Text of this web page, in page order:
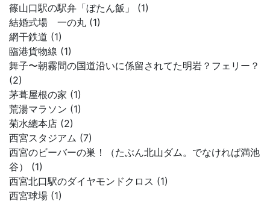
篠山口駅の駅弁「ぼたん飯」 (1)
結婚式場 一の丸 (1)
網干鉄道 (1)
臨港貨物線 (1)
舞子〜朝霧間の国道沿いに係留されてた明岩？フェリー？
(2)
茅葺屋根の家 (1)
荒湯マラソン (1)
菊水總本店 (2)
西宮スタジアム (7)
西宮のビーバーの巣！（たぶん北山ダム。でなければ満池
谷） (1)
西宮北口駅のダイヤモンドクロス (1)
西宮球場 (1)